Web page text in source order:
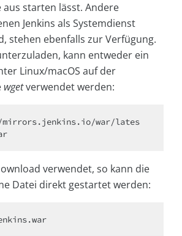
starten lässt. Andere
Jenkins als Systemdienst
stehen ebenfalls zur Verfügung.
kann entweder ein
Linux/macOS auf der
wgetverwendet werden:
war/lates
verwendet, so kann die
Datei direkt gestartet werden: